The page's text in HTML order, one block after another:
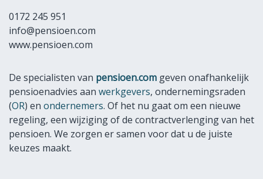
0172 245 951
info@pensioen.com
www.pensioen.com
De specialisten van pensioen.com geven onafhankelijk
pensioenadvies aan werkgevers, ondernemingsraden
(OR) en ondernemers. Of het nu gaat om een nieuwe
regeling, een wijziging of de contractverlenging van het
pensioen. We zorgen er samen voor dat u de juiste
keuzes maakt.